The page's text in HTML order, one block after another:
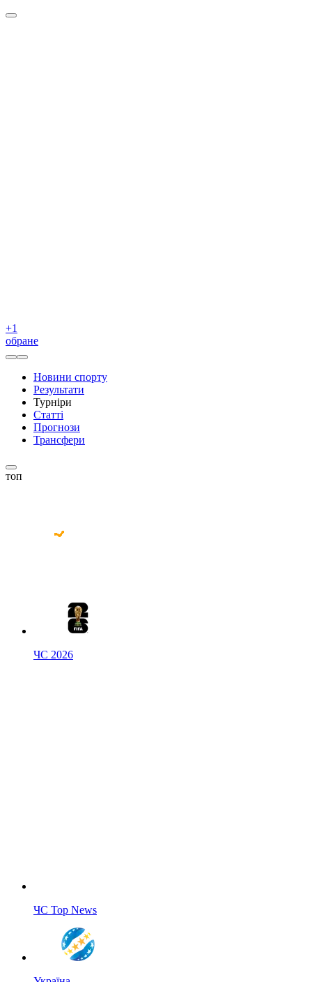
+1
обране
Новини спорту
Результати
Турніри
Статті
Прогнози
Трансфери
топ
ЧС 2026
ЧС Top News